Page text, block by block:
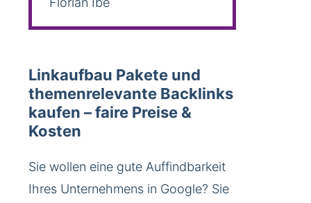
Linkaufbau Pakete und
themenrelevante Backlinks
kaufen – faire Preise &
Kosten
Sie wollen eine gute Auffindbarkeit
Ihres Unternehmens in Google? Sie